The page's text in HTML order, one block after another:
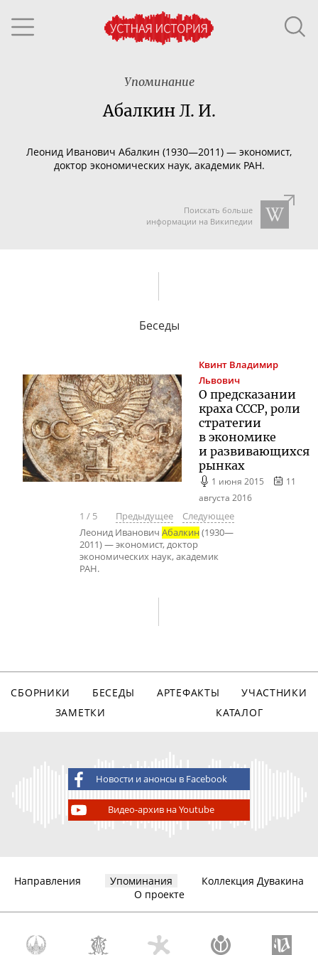
Упоминание
Абалкин Л. И.
Леонид Иванович Абалкин (1930—2011) — экономист,
доктор экономических наук, академик РАН.
Поискать больше
информации на Википедии
Беседы
Квинт Владимир
Львович
О предсказании
краха СССР, роли
стратегии
в экономике
и развивающихся
рынках
1 июня 2015
11
августа 2016
1 / 5 Предыдущее
Следующее
​Леонид Иванович Абалкин (1930—
2011) — экономист, доктор
экономических наук, академик
РАН.
СБОРНИКИ БЕСЕДЫ АРТЕФАКТЫ
УЧАСТНИКИ
ЗАМЕТКИ
КАТАЛОГ
Новости и анонсы в Facebook
Видео-архив на Youtube
Направления Упоминания
Коллекция Дувакина
О проекте